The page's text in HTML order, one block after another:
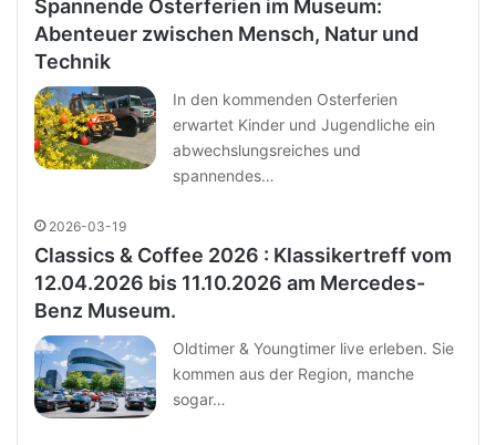
Spannende Osterferien im Museum:
Abenteuer zwischen Mensch, Natur und
Technik
In den kommenden Osterferien
erwartet Kinder und Jugendliche ein
abwechslungsreiches und
spannendes…
2026-03-19
Classics & Coffee 2026 : Klassikertreff vom
12.04.2026 bis 11.10.2026 am Mercedes-
Benz Museum.
Oldtimer & Youngtimer live erleben. Sie
kommen aus der Region, manche
sogar…